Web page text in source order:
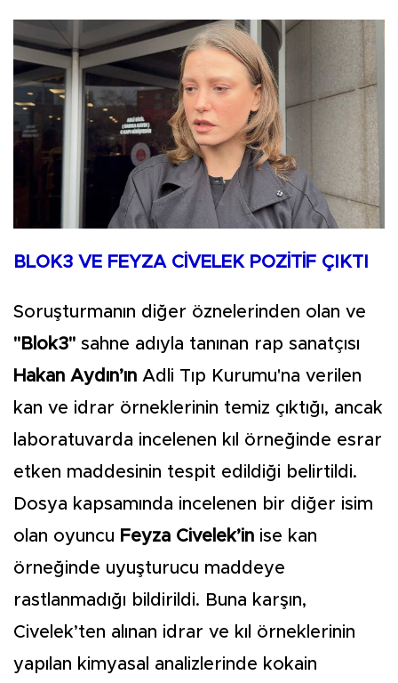
BLOK3 VE FEYZA CİVELEK POZİTİF ÇIKTI
Soruşturmanın diğer öznelerinden olan ve
"Blok3" sahne adıyla tanınan rap sanatçısı
Hakan Aydın’ın Adli Tıp Kurumu'na verilen
kan ve idrar örneklerinin temiz çıktığı, ancak
laboratuvarda incelenen kıl örneğinde esrar
etken maddesinin tespit edildiği belirtildi.
Dosya kapsamında incelenen bir diğer isim
olan oyuncu Feyza Civelek’in ise kan
örneğinde uyuşturucu maddeye
rastlanmadığı bildirildi. Buna karşın,
Civelek’ten alınan idrar ve kıl örneklerinin
yapılan kimyasal analizlerinde kokain